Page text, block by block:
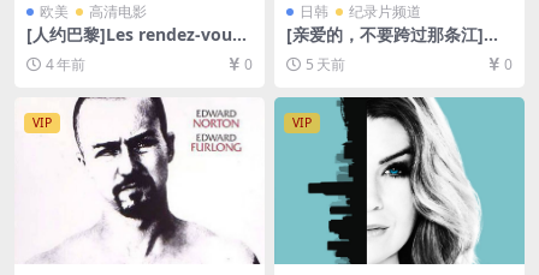
欧美 高清电影
[人约巴黎]Les rendez-vous
de Paris (1995)[百度网盘+迅
雷云盘资源1080P超清][MP4/
5GB][中文字幕]
4 年前 0
日韩 纪录片频道
[亲爱的，不要跨过那条江]님
아, 그 강을 건너지 마오 (201
4)[百度网盘+夸克网盘1080P
超清未删减资源][网盘在线播
放/下载][MP4/4.3GB][中文字
幕]
5 天前 0
VIP VIP